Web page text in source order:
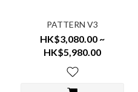
PATTERN V3
HK$3,080.00 ~
HK$5,980.00